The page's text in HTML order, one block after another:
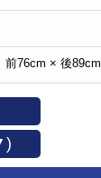
前76cm × 後89cm